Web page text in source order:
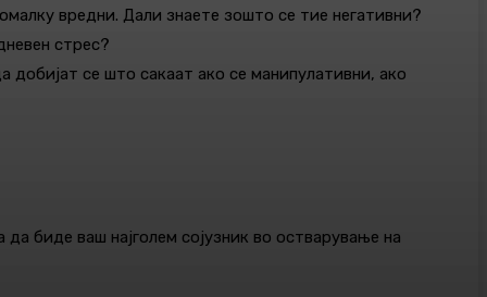
вредни. Дали знаете зошто се тие негативни?
стрес?
се што сакаат ако се манипулативни, ако
биде ваш најголем сојузник во остварување на